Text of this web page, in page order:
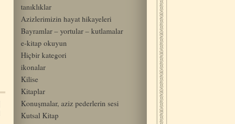
tanıklıklar
Azizlerimizin hayat hikayeleri
Bayramlar – yortular – kutlamalar
e-kitap okuyun
Hiçbir kategori
ikonalar
Kilise
Kitaplar
Konuşmalar, aziz pederlerin sesi
Kutsal Kitap